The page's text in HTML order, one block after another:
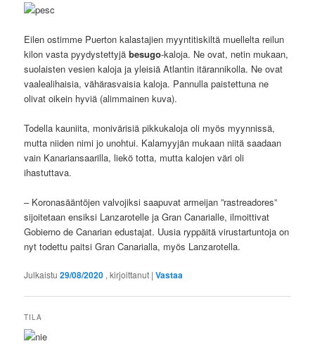
Eilen ostimme Puerton kalastajien myyntitiskiltä muellelta reilun
kilon vasta pyydystettyjäbesugo-kaloja. Ne ovat, netin mukaan,
suolaisten vesien kaloja ja yleisiä Atlantin itärannikolla. Ne ovat
vaalealihaisia, vähärasvaisia kaloja. Pannulla paistettuna ne
olivat oikein hyviä (alimmainen kuva).
Todella kauniita, monivärisiä pikkukaloja oli myös myynnissä,
mutta niiden nimi jo unohtui. Kalamyyjän mukaan niitä saadaan
vain Kanariansaarilla, liekö totta, mutta kalojen väri oli
ihastuttava.
– Koronasääntöjen valvojiksi saapuvat armeijan ”rastreadores”
sijoitetaan ensiksi Lanzarotelle ja Gran Canarialle, ilmoittivat
Gobierno de Canarian edustajat. Uusia ryppäitä virustartuntoja on
nyt todettu paitsi Gran Canarialla, myös Lanzarotella.
Julkaistu29/08/2020 , kirjoittanut |Vastaa
TILA